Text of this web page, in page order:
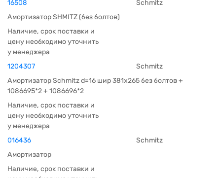
16508
Schmitz
Амортизатор SHMITZ (без болтов)
Наличие, срок поставки и
цену необходимо уточнить
у менеджера
1204307
Schmitz
Амортизатор Schmitz d=16 шир 381х265 без болтов +
1086695*2 + 1086696*2
Наличие, срок поставки и
цену необходимо уточнить
у менеджера
016436
Schmitz
Амортизатор
Наличие, срок поставки и